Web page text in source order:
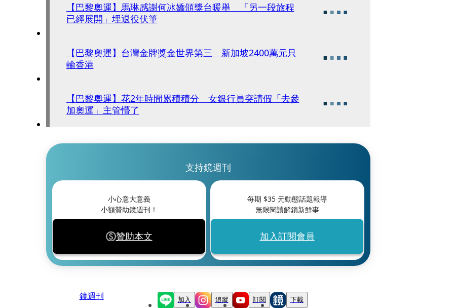
【巴黎奧運】馬琳感謝何冰嬌頒獎台暖舉 「另一段旅程
已經展開」埋退役伏筆
【巴黎奧運】台灣金牌獎金世界第三 新加坡2400萬元只
輸香港
【巴黎奧運】花2年時間累積積分 女銀行員突請假「去參
加奧運」主管懵了
支持鏡週刊
小心意大意義
小額贊助鏡週刊！
贊助本文
每期 $35元動態話題報導
無限閱讀解鎖新鮮事
加入訂閱會員
鏡週刊 加入 追蹤 訂閱 下載